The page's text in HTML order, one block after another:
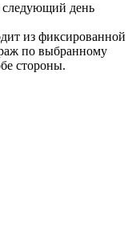
день
из фиксированной
по выбранному
стороны.